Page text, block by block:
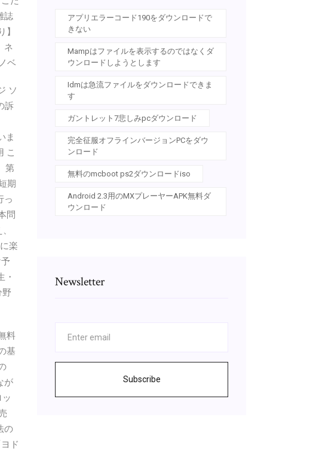
誌
ネ
ベ
ソ
訴
ま
こ
第
期
っ
問
楽
・
野
料
基
が
の
ド
アプリエラーコード190をダウンロードで
きない
Mampはファイルを表示するのではなくダ
ウンロードしようとします
Idmは急流ファイルをダウンロードできま
す
ガントレット7悲しみpcダウンロード
完全征服オフラインバージョンPCをダウ
ンロード
無料のmcboot ps2ダウンロードiso
Android 2.3用のMXプレーヤーAPK無料ダ
ウンロード
Newsletter
Subscribe